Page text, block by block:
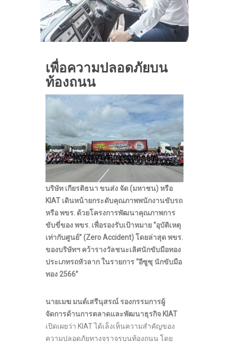
เพื่อความปลอดภัยบน
ท้องถนน
บริษัท เกียรติธนา ขนส่ง จัด (มหาชน) หรือ
KIAT เดินหน้ายกระดับคุณภาพพนักงานขับรถ
หรือ พขร. ด้วยโครงการพัฒนาคุณภาพการ
ขับขี่ของ พขร. เพื่อรองรับเป้าหมาย “อุบัติเหตุ
เท่ากับศูนย์” (Zero Accident) โดยล่าสุด พขร.
ของบริษัทฯ คว้ารางวัลชนะเลิศนักขับมือทอง
ประเภทรถหัวลาก ในรายการ “อีซูซุ นักขับมือ
ทอง 2566”
นายเมฆ มนต์เสรีนุสรณ์ รองกรรมการผู้
จัดการด้านการตลาดและพัฒนาธุรกิจ KIAT
เปิดเผยว่า KIAT ได้เล็งเห็นความสำคัญของ
ความปลอดภัยทางจราจรบนท้องถนน โดย